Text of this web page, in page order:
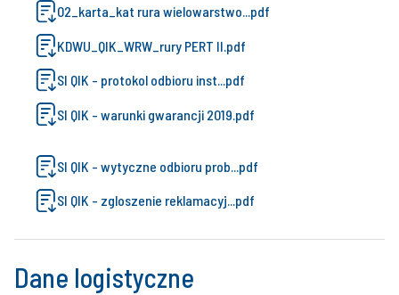
02_karta_kat rura wielowarstwo...pdf
KDWU_QIK_WRW_rury PERT II.pdf
SI QIK - protokol odbioru inst...pdf
SI QIK - warunki gwarancji 2019.pdf
SI QIK - wytyczne odbioru prob...pdf
SI QIK - zgloszenie reklamacyj...pdf
Dane logistyczne